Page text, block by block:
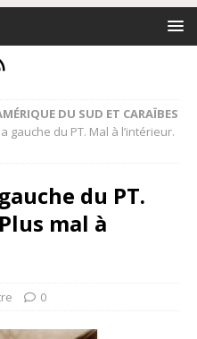
DU SUD ET CARAÏBES
gauche du PT. Mal à l’intérieur.
du PT.
mal à
0